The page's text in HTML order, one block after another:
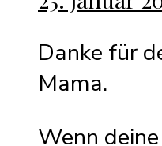
Danke für
Mama.
Wenn